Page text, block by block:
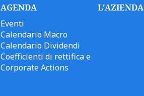
AGENDA
Eventi
Calendario Macro
Calendario Dividendi
Coefficienti di rettifica e
Corporate Actions
L'AZIENDA